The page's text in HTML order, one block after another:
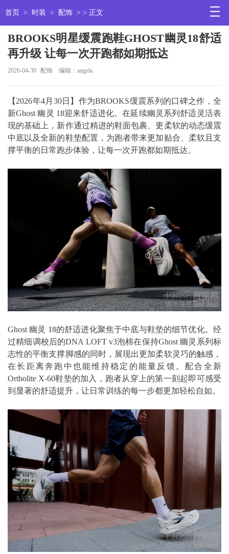
首页 > 时装 > 配饰 > > 正文
BROOKS明星缓震跑鞋GHOST幽灵18舒适
再升级 让每一次开跑都如期抵达
2026-04-30 配饰 编辑：angela
【2026年4月30日】作为BROOKS缓震系列的口碑之作，全
新Ghost 幽灵 18迎来舒适进化。在延续幽灵系列舒适灵活表
现的基础上，新作通过精进的鞋面包裹、更柔软的动态缓震
中底以及全新的鞋垫配置，为跑者带来更加贴合、柔软且支
撑平衡的日常跑步体验，让每一次开跑都如期抵达。
Ghost 幽灵 18的舒适进化聚焦于中底与鞋垫的细节优化。经
过精细调校后的DNA LOFT v3泡棉在保持Ghost 幽灵系列标
志性的平衡支撑脚感的同时，展现出更加柔软灵巧的触感，
在长距离奔跑中也能维持稳定的能量反馈。配合全新
Ortholite X-60鞋垫的加入，跑者从穿上的第一刻起即可感受
到显著的舒适提升，让日常训练的每一步都更加轻松自如。